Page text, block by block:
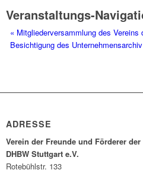
Veranstaltungs-
« Mitgliederversammlung des
Besichtigung des
ADRESSE
Verein der Freunde und Förderer der
DHBW Stuttgart e.V.
Rotebühlstr. 133